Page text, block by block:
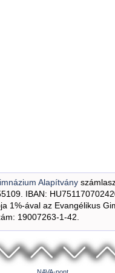
Alapítvány
IBAN:
1%-ával az Evangélikus
19007263-1-42.